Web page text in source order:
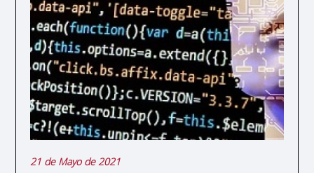
21 de Mayo de 2021